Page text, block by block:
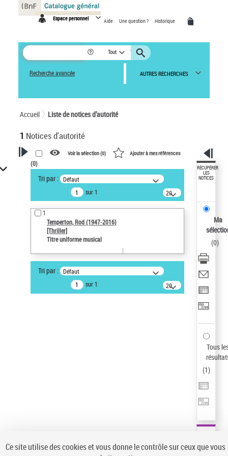
Espace personnel Aide Une question ? Historique
Tout
Recherche avancée AUTRES RECHERCHES
Accueil Liste de notices d’autorité
1 Notices d'autorité
VOTRE RECHERCHE
Recherche avancée dans les
notices d’autorité
Œuvres liées à l'auteur :
Temperton, Rod (1947-2016)
Auteur d’œuvre
Type de notice d'autorité
Titre uniforme musical
Pays
Voir la sélection (0) Ajouter à mes références
(0)
Tri par : Défaut
sur 1
20
résultats/page
1
Temperton, Rod (1947-2016)
[Thriller]
Titre uniforme musical
Tri par : Défaut
sur 1
20
résultats/page
RÉCUPÉRER
LES
NOTICES
Ma
(0)
Tous
(1)
Panneau de gestion des cookies
Ce site utilise des cookies et vous donne le contrôle sur ceux que vous